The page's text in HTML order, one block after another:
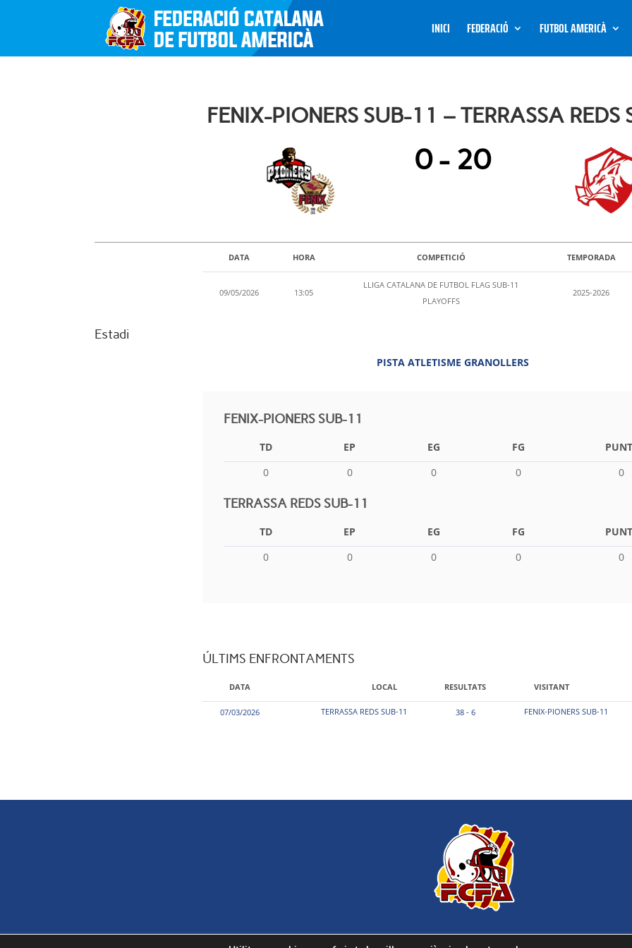
INICI FEDERACIÓ FUTBOL AMERICÀ
FENIX-PIONERS SUB-11 – TERRASSA REDS
0- 20
DATA HORA COMPETICIÓ TEMPORADA
09/05/2026 13:05
LLIGA CATALANA DE FUTBOL FLAG SUB-11
PLAYOFFS
2025-2026
Estadi
PISTA ATLETISME GRANOLLERS
FENIX-PIONERS SUB-11
TD EP EG FG
0
0 0 0 0
TERRASSA REDS SUB-11
TD EP EG FG
0
0 0 0 0
ÚLTIMS ENFRONTAMENTS
DATA LOCAL RESULTATS VISITANT
07/03/2026 TERRASSA REDS SUB-11 38 - 6 FENIX-PIONERS SUB-11